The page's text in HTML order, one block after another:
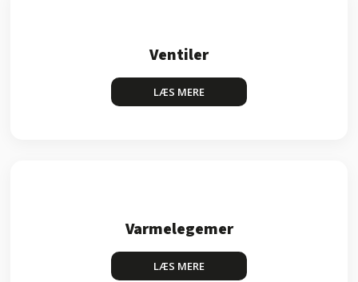
Ventiler
LÆS MERE​
Varmelegemer
LÆS MERE​